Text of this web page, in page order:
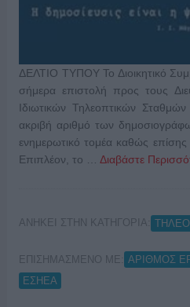
ΔΕΛΤΙΟ ΤΥΠΟΥ Το Διοικητικό
σήμερα επιστολή προς τους
Ιδιωτικών Τηλεοπτικών
ακριβή αριθμό των
ενημερωτικό τομέα καθώς επίσης
Επιπλέον, το … Διαβάστε
ΑΝΗΚΕΙ ΣΤΗΝ ΚΑΤΗΓΟΡΙΑ:
ΕΠΙΣΗΜΑΣΜΕΝΟ ΜΕ: ΑΡΙΘΜΟΣ
ΕΣΗΕΑ